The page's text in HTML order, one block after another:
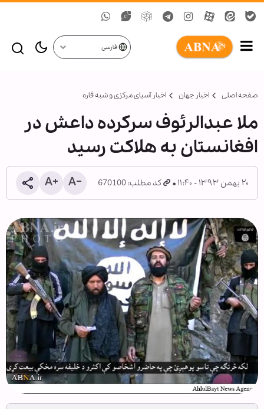
فارسی
صفحه اصلی اخبار جهان اخبار آسیای مرکزی و شبه قاره
ملا عبدالرئوف سرکرده داعش در
افغانستان به هلاکت رسید
۲۰ بهمن ۱۳۹۳ - ۱۱:۴۰ کد مطلب: 670100